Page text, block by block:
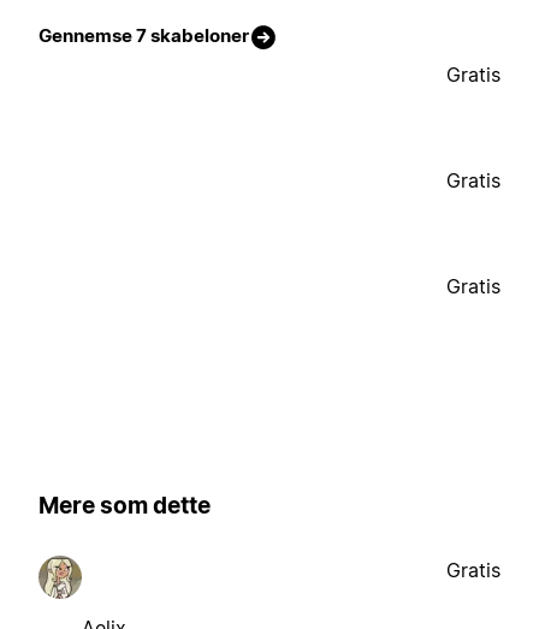
Gennemse 7 skabeloner
Gratis
Gratis
Gratis
Mere som dette
Gratis